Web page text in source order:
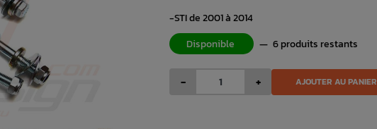
-STI de 2001 à 2014
Disponible
— 6 produits restants
- + AJOUTER AU PANIER